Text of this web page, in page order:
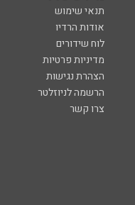
תנאי שימוש
אודות הרדיו
לוח שידורים
מדיניות פרטיות
הצהרת נגישות
הרשמה לניוזלטר
צרו קשר